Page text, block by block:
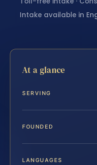
Intake available in
At a glance
SERVING
FOUNDED
LANGUAGES